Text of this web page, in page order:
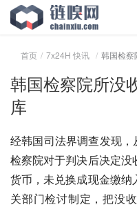
首页 7x24H 快讯 韩国检察
韩国检察院所没
库
经韩国司法界调查发现
检察院对于判决后决定
货币，未兑换成现金缴
关部门检讨制定，把没